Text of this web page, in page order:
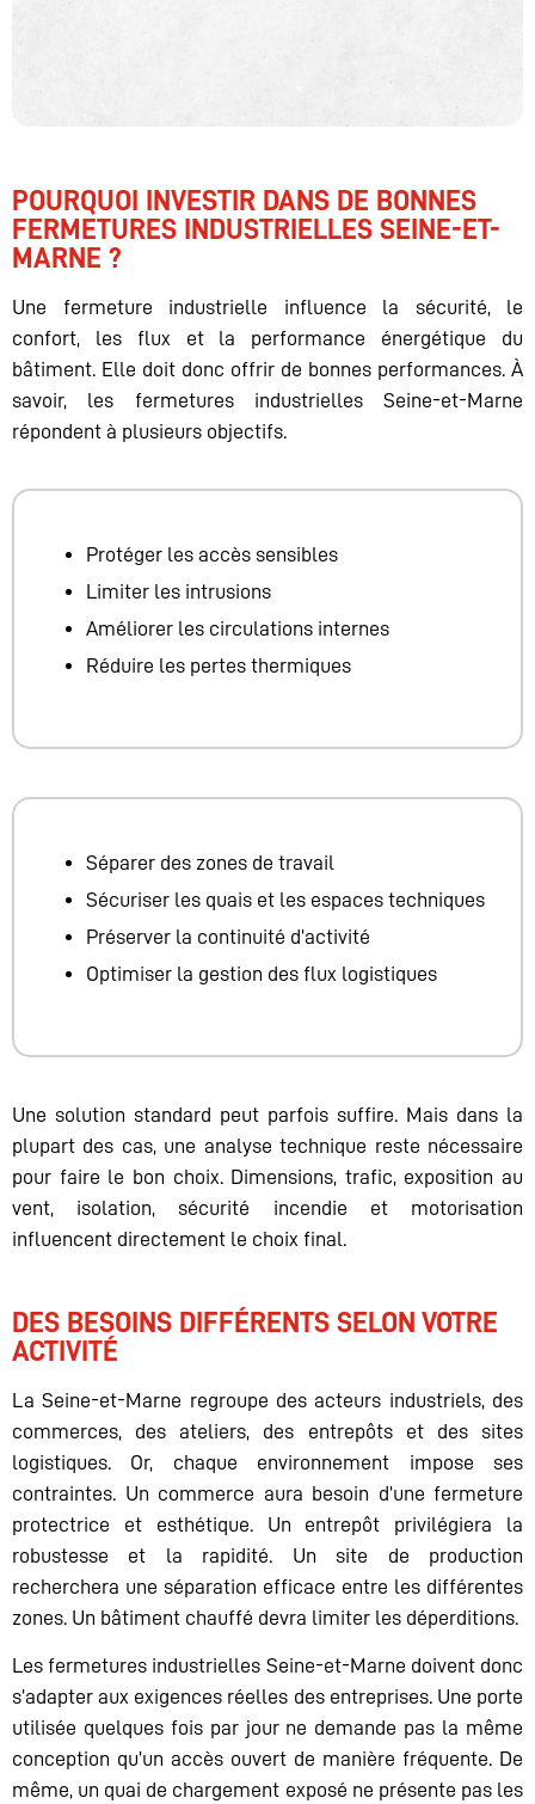
POURQUOI INVESTIR DANS DE BONNES
FERMETURES INDUSTRIELLES SEINE-ET-
MARNE ?
Une fermeture industrielle influence la sécurité, le
confort, les flux et la performance énergétique du
bâtiment. Elle doit donc offrir de bonnes performances. À
savoir, les fermetures industrielles Seine-et-Marne
répondent à plusieurs objectifs.
Protéger les accès sensibles
Limiter les intrusions
Améliorer les circulations internes
Réduire les pertes thermiques
Séparer des zones de travail
Sécuriser les quais et les espaces techniques
Préserver la continuité d’activité
Optimiser la gestion des flux logistiques
Une solution standard peut parfois suffire. Mais dans la
plupart des cas, une analyse technique reste nécessaire
pour faire le bon choix. Dimensions, trafic, exposition au
vent, isolation, sécurité incendie et motorisation
influencent directement le choix final.
DES BESOINS DIFFÉRENTS SELON VOTRE
ACTIVITÉ
La Seine-et-Marne regroupe des acteurs industriels, des
commerces, des ateliers, des entrepôts et des sites
logistiques. Or, chaque environnement impose ses
contraintes. Un commerce aura besoin d’une fermeture
protectrice et esthétique. Un entrepôt privilégiera la
robustesse et la rapidité. Un site de production
recherchera une séparation efficace entre les différentes
zones. Un bâtiment chauffé devra limiter les déperditions.
Les fermetures industrielles Seine-et-Marne doivent donc
s’adapter aux exigences réelles des entreprises. Une porte
utilisée quelques fois par jour ne demande pas la même
conception qu’un accès ouvert de manière fréquente. De
même, un quai de chargement exposé ne présente pas les